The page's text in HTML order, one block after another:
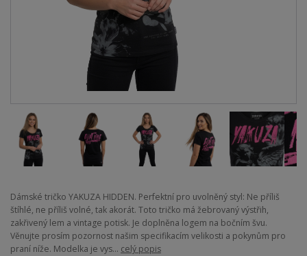
Dámské tričko YAKUZA HIDDEN. Perfektní pro uvolněný styl: Ne příliš
štíhlé, ne příliš volné, tak akorát. Toto tričko má žebrovaný výstřih,
zakřivený lem a vintage potisk. Je doplněna logem na bočním švu.
Věnujte prosím pozornost našim specifikacím velikosti a pokynům pro
praní níže. Modelka je vys... celý popis